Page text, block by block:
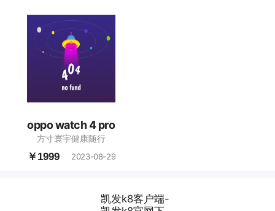
oppo watch 4 pro
方寸寰宇健康随行
￥1999 2023-08-29
凯发k8客户端-